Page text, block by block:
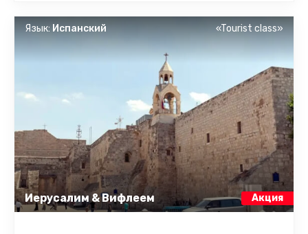
Иерусалим & Вифлеем Акция
Язык: Испанский «Tourist class»